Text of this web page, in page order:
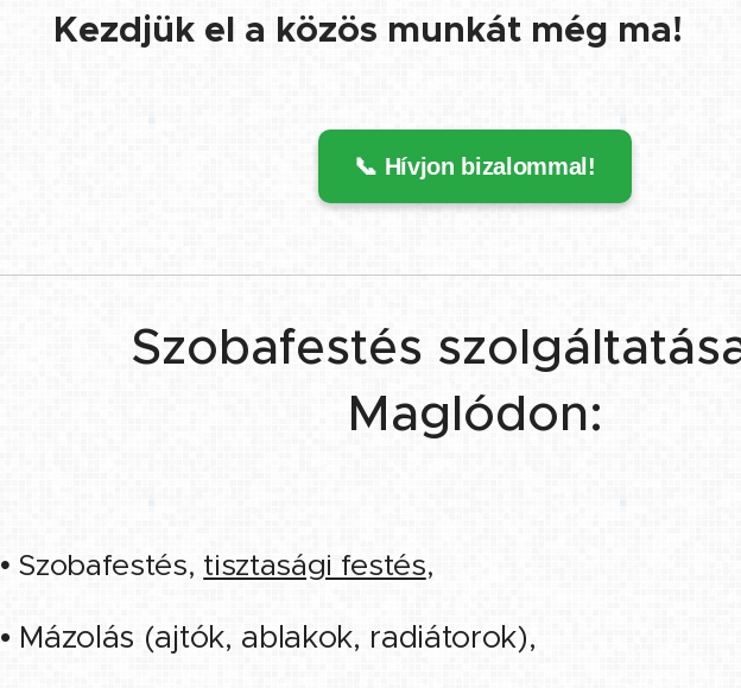
👉 Kezdjük el a közös munkát még ma!
📞 Hívjon bizalommal!
Szobafestés
Maglódon:
• Szobafestés, tisztasági festés,
• Mázolás (ajtók, ablakok, radiátorok),